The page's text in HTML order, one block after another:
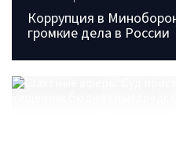
Коррупция в
громкие дела в России